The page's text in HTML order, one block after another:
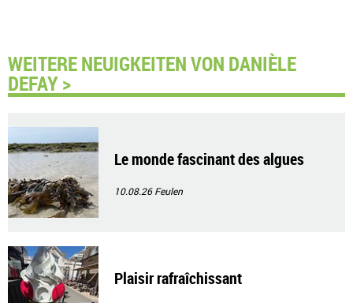
WEITERE NEUIGKEITEN VON DANIÈLE
DEFAY >
Le monde fascinant des algues
10.08.26Feulen
Plaisir rafraîchissant